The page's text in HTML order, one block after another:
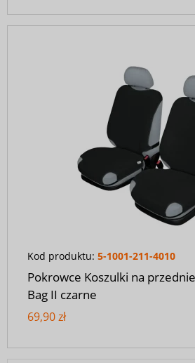
Kod produktu: 5-1001-211-4010
Pokrowce Koszulki na
Bag II czarne
69,90 zł